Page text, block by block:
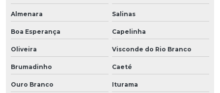
Almenara Salinas
Boa Esperança Capelinha
Oliveira Visconde do Rio Branco
Brumadinho Caeté
Ouro Branco Iturama